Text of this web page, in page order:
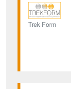
Trek Form